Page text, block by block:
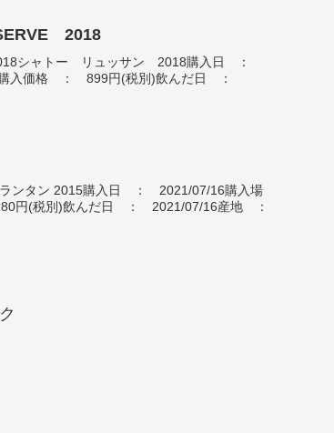
2018
シャトー リュッサン 2018購入日 ：
入価格 ： 899円(税別)飲んだ日 ：
ランタン 2015購入日 ： 2021/07/16購入場
円(税別)飲んだ日 ： 2021/07/16産地 ：